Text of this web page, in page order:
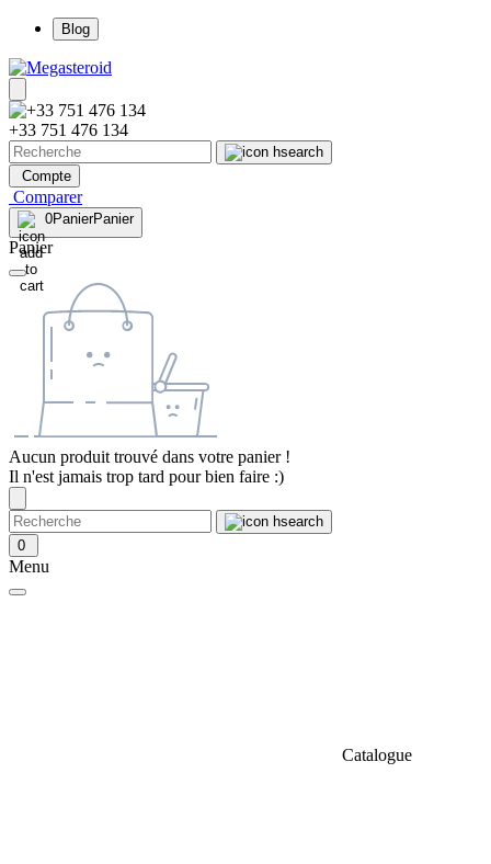
Blog
+33 751 476 134
Compte
Comparer
0PanierPanier
Panier
Aucun produit trouvé dans votre panier !
Il n'est jamais trop tard pour bien faire :)
0
Menu
Catalogue